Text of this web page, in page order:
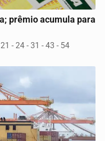
prêmio acumula para
- 24 - 31 - 43 - 54